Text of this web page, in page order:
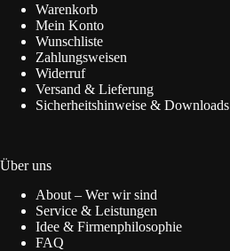
Warenkorb
Mein Konto
Wunschliste
Zahlungsweisen
Widerruf
Versand & Lieferung
Sicherheitshinweise & Downloads
Über uns
About – Wer wir sind
Service & Leistungen
Idee & Firmenphilosophie
FAQ